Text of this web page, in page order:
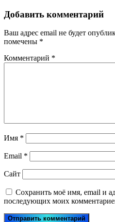
Добавить комментарий
Ваш адрес email не будет
помечены *
Комментарий *
Имя *
Email *
Сайт
Сохранить моё имя, email и
последующих моих